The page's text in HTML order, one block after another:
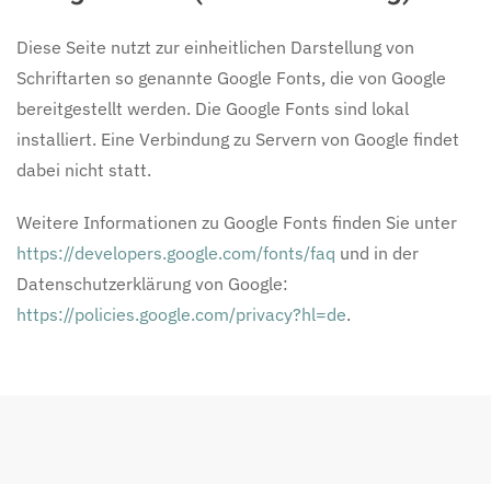
Diese Seite nutzt zur einheitlichen Darstellung von
Schriftarten so genannte Google Fonts, die von Google
bereitgestellt werden. Die Google Fonts sind lokal
installiert. Eine Verbindung zu Servern von Google findet
dabei nicht statt.
Weitere Informationen zu Google Fonts finden Sie unter
https://developers.google.com/fonts/faq und in der
Datenschutzerklärung von Google:
https://policies.google.com/privacy?hl=de.